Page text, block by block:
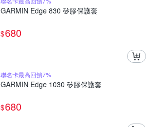
GARMIN Edge 830 矽膠保護套
$680
聯名卡最高回饋7%
GARMIN Edge 1030 矽膠保護套
$680